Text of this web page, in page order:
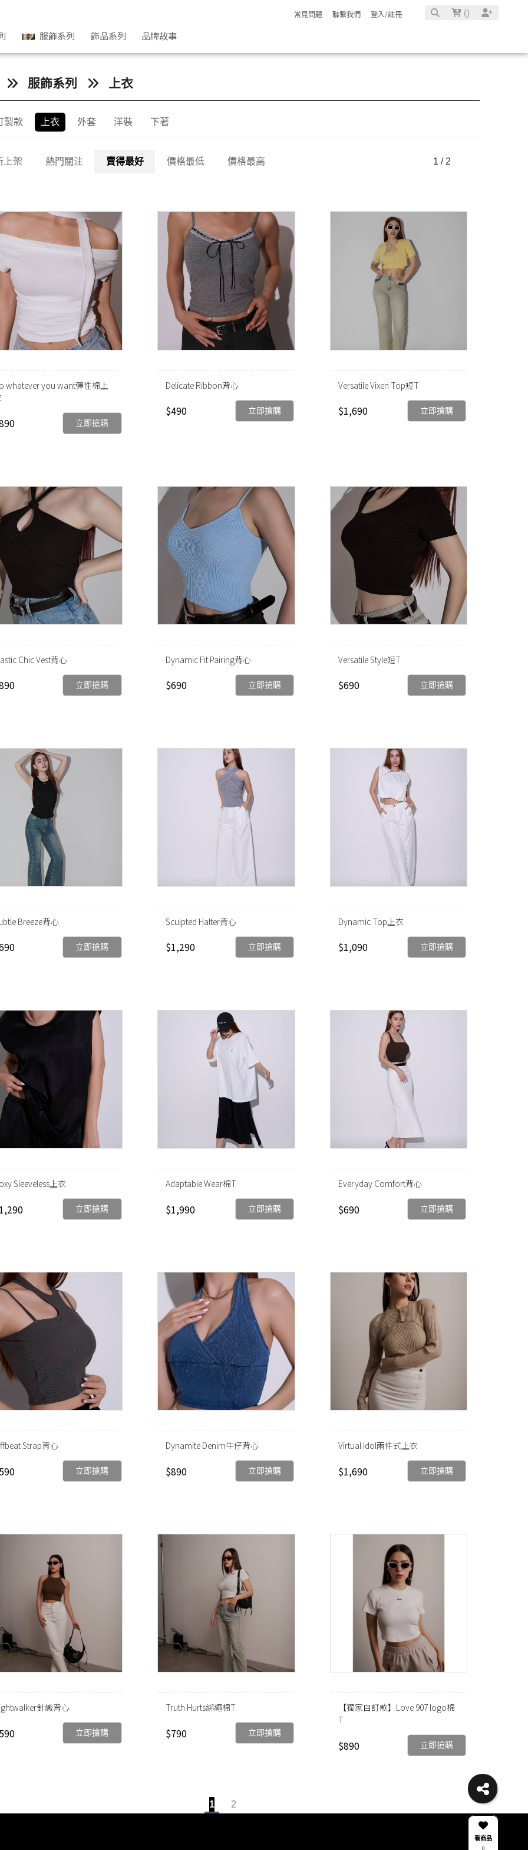
常見問題 聯繫我們 登入/註冊 ()
服飾系列 飾品系列 品牌故事
服飾系列 上衣
製款 上衣 外套 洋裝 下著
上架 熱門關注 賣得最好 價格最低 價格最高 1 / 2
whatever you want彈性棉上
立即搶購
Delicate Ribbon背心
$490 立即搶購
Versatile Vixen Top短T
$1,690 立即搶購
Chic Vest背心
立即搶購
Dynamic Fit Pairing背心
$690 立即搶購
Versatile Style短T
$690 立即搶購
Breeze背心
立即搶購
Sculpted Halter背心
$1,290 立即搶購
Dynamic Top上衣
$1,090 立即搶購
Sleeveless上衣
立即搶購
Adaptable Wear棉T
$1,990 立即搶購
Everyday Comfort背心
$690 立即搶購
Strap背心
立即搶購
Dynamite Denim牛仔背心
$890 立即搶購
Virtual Idol兩件式上衣
$1,690 立即搶購
針織背心
立即搶購
Truth Hurts綁繩棉T
$790 立即搶購
【獨家自訂款】Love 907 logo棉
T
$890 立即搶購
1 2
看商品
0